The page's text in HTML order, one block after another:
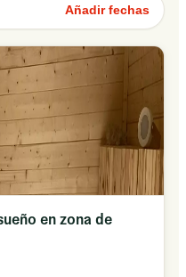
Añadir fechas
en zona de